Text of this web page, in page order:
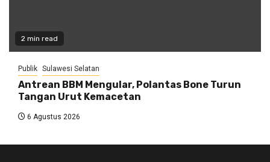
2 min read
Publik Sulawesi Selatan
Antrean BBM Mengular, Polantas Bone Turun
Tangan Urut Kemacetan
6 Agustus 2026